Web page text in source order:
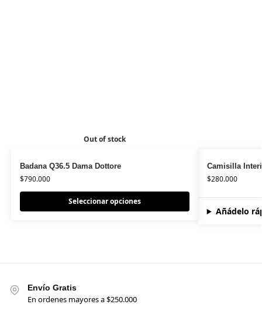
Out of stock
Badana Q36.5 Dama Dottore
$790.000
Seleccionar opciones
Camisilla
$280.000
Añádelo
Envío Gratis
En ordenes mayores a $250.000